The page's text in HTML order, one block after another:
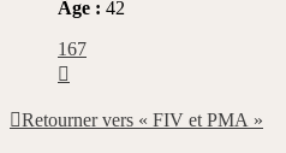
Âge : 42
167
Retourner vers « FIV et PMA »